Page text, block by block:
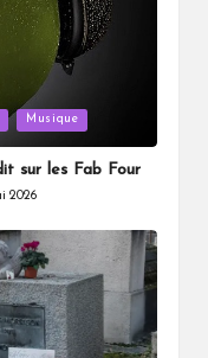
Musique
sur les Fab Four
2026